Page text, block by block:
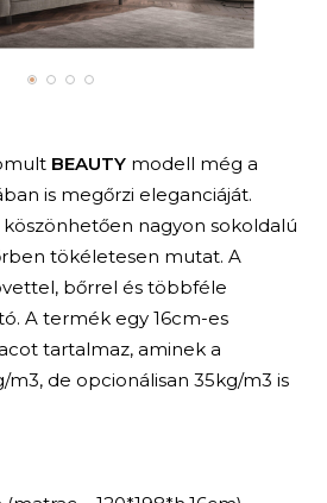
BEAUTYmodell még a
is megőrzi eleganciáját.
nagyon sokoldalú
tökéletesen mutat. A
bőrrel és többféle
A termék egy 16cm-es
tartalmaz, aminek a
de opcionálisan 35kg/m3 is